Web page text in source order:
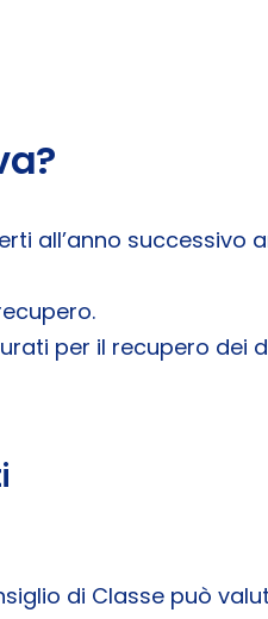
all’anno successivo
per il recupero dei
di Classe può